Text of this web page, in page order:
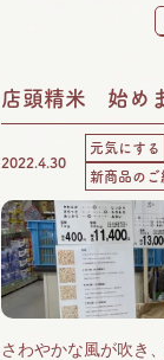
店頭精米 始め
2022.4.30
元気にする
新商品のご
さわやかな風が吹き